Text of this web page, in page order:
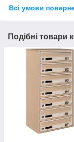
Всі умови
Подібні товари